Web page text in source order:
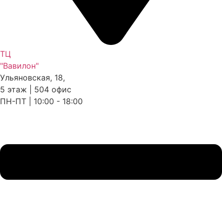
ТЦ
"Вавилон"
Ульяновская, 18,
5 этаж | 504 офис
ПН-ПТ | 10:00 - 18:00